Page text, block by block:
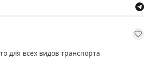
для всех видов транспорта